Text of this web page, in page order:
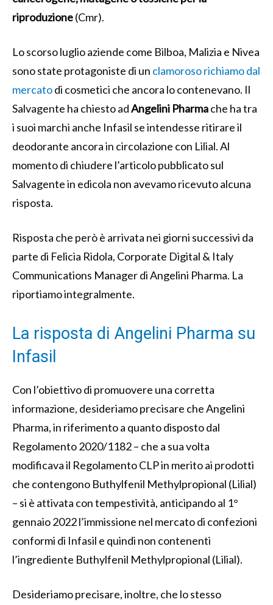
riproduzione(Cmr).
Lo scorso luglio aziende come Bilboa, Malizia e Nivea
sono state protagoniste di un clamoroso richiamo dal
mercatodi cosmetici che ancora lo contenevano. Il
Salvagente ha chiesto adAngelini Pharmache ha tra
i suoi marchi anche Infasil se intendesse ritirare il
deodorante ancora in circolazione con Lilial. Al
momento di chiudere l’articolo pubblicato sul
Salvagente in edicola non avevamo ricevuto alcuna
risposta.
Risposta che però è arrivata nei giorni successivi da
parte di Felicia Ridola, Corporate Digital & Italy
Communications Manager di Angelini Pharma. La
riportiamo integralmente.
La risposta di Angelini Pharma su
Infasil
Con l’obiettivo di promuovere una corretta
informazione, desideriamo precisare che Angelini
Pharma, in riferimento a quanto disposto dal
Regolamento 2020/1182 – che a sua volta
modificava il Regolamento CLP in merito ai prodotti
che contengono Buthylfenil Methylpropional (Lilial)
– si è attivata con tempestività, anticipando al 1°
gennaio 2022 l’immissione nel mercato di confezioni
conformi di Infasil e quindi non contenenti
l’ingrediente Buthylfenil Methylpropional (Lilial).
Desideriamo precisare, inoltre, che lo stesso